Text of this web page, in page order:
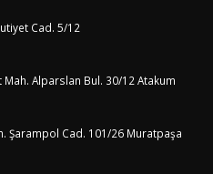
Cad. 5/12
Mah. Alparslan Bul. 30/12 Atakum
Şarampol Cad. 101/26 Muratpaşa